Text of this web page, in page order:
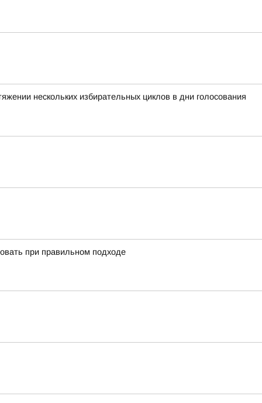
нескольких избирательных циклов в дни голосования
при правильном подходе